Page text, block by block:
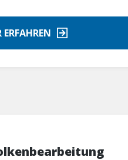
ERFAHREN